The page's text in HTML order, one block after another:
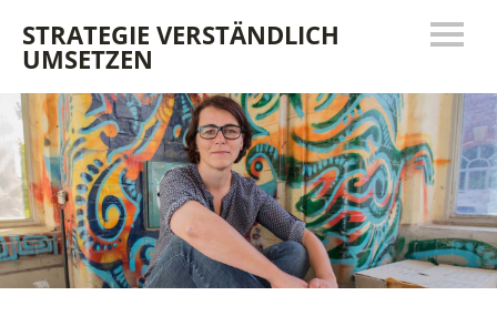
STRATEGIE VERSTÄNDLICH
UMSETZEN